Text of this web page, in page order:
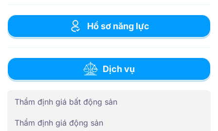
Hồ sơ năng lực
Dịch vụ
Thẩm định giá bất động sản
Thẩm định giá động sản